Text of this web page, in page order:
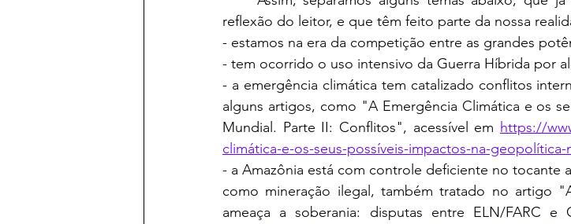
reflexão do leitor, e que têm feito parte da nossa
- estamos na era da competição entre as grandes
- tem ocorrido o uso intensivo da Guerra Híbrida por
- a emergência climática tem catalizado conflitos
alguns artigos, como "A Emergência Climática e os
Mundial. Parte II: Conflitos", acessível em https://
climática-e-os-seus-possíveis-impactos-na-
- a Amazônia está com controle deficiente no tocante
como mineração ilegal, também tratado no artigo